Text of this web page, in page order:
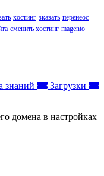
хостинг зказать перенеос
сменить хостинг magento
знаний
Загрузки
домена в настройках